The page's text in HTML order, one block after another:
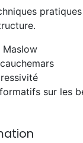
Maslow
sur les